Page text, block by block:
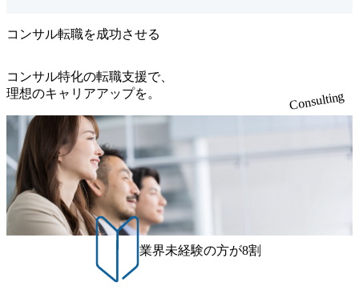
は、主
財要件
パート
なが
イスだ
かし
ルー
採用等
門の関
人財
速に応
を実施
ている
の課題
等の仕組みを共に変革し、価
内容> ・人事・人財育成戦略
の立案・実行:分野の経営方
針・事業戦略と現場人事課題
略の立案と施策への落とし込
般:ジョブ型や複線型キャリア
制度など、多様な人事制度を
活用し、配置・異動・評価・
昇格等の人事運用を遂行 ・
HRBP機能:分野内各組織の事
業戦略や組織・人財課題、専
門領域に応じた人事・人財育
成施策の企画・実行を担う ・
キャリア自律推進:社員一人ひ
コンサル転職を成功させる
コンサル特化の転職支援で、
理想のキャリアアップを。
Consulting
業界未経験の方が8割